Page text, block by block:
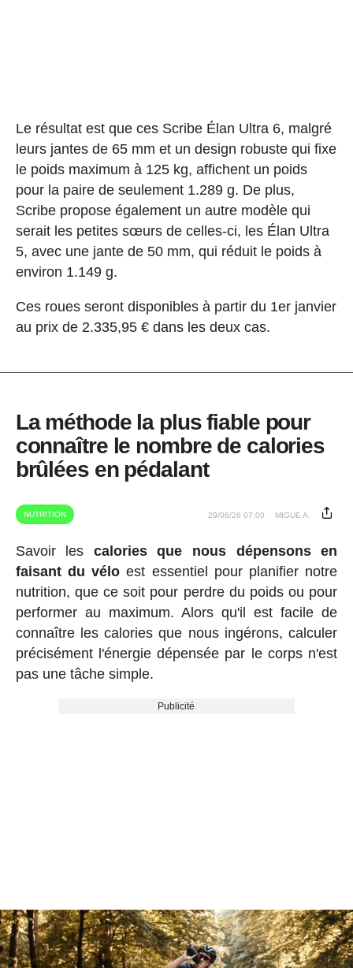
Le résultat est que ces Scribe Élan Ultra 6, malgré
leurs jantes de 65 mm et un design robuste qui fixe
le poids maximum à 125 kg, affichent un poids
pour la paire de seulement 1.289 g. De plus,
Scribe propose également un autre modèle qui
serait les petites sœurs de celles-ci, les Élan Ultra
5, avec une jante de 50 mm, qui réduit le poids à
environ 1.149 g.
Ces roues seront disponibles à partir du 1er janvier
au prix de 2.335,95 € dans les deux cas.
La méthode la plus fiable pour
connaître le nombre de calories
brûlées en pédalant
NUTRITION 29/06/26 07:00 MIGUE A.
Savoir les calories que nous dépensons en
faisant du vélo est essentiel pour planifier notre
nutrition, que ce soit pour perdre du poids ou pour
performer au maximum. Alors qu'il est facile de
connaître les calories que nous ingérons, calculer
précisément l'énergie dépensée par le corps n'est
pas une tâche simple.
Publicité